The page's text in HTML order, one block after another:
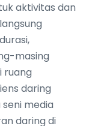
aktivitas dan
masing
ruang
daring
media
daring di